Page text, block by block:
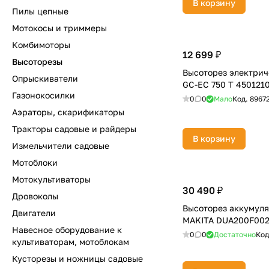
В корзину
12 699 ₽
Высоторез
GC-EC 750 T 4501210
0 0 МалоКод.
В корзину
30 490 ₽
Высоторез
MAKITA DUA200F002
0 0 Достаточно
Пилы цепные
Мотокосы и триммеры
Комбимоторы
Высоторезы
Опрыскиватели
Газонокосилки
Аэраторы, скарификаторы
Тракторы садовые и райдеры
Измельчители садовые
Мотоблоки
Мотокультиваторы
Дровоколы
Двигатели
Навесное оборудование к
культиваторам, мотоблокам
Кусторезы и ножницы садовые